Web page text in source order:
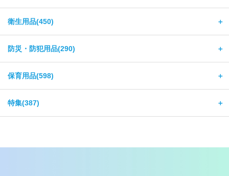
衛生用品(450) ＋
防災・防犯用品(290) ＋
保育用品(598) ＋
特集(387) ＋